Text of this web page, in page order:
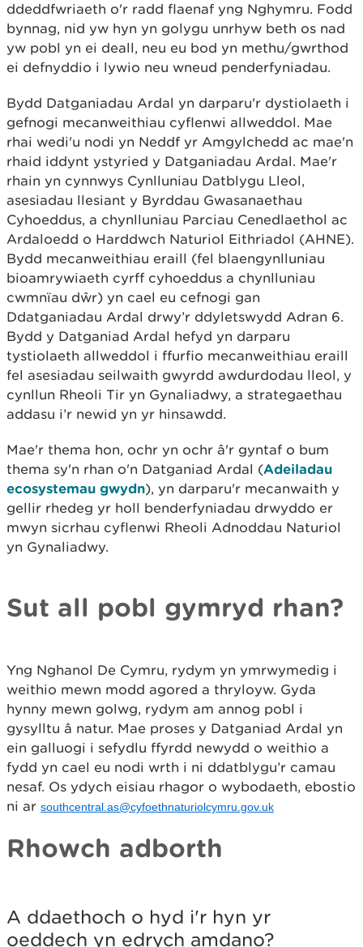
ddeddfwriaeth o'r radd flaenaf yng Nghymru. Fodd
bynnag, nid yw hyn yn golygu unrhyw beth os nad
yw pobl yn ei deall, neu eu bod yn methu/gwrthod
ei defnyddio i lywio neu wneud penderfyniadau.
Bydd Datganiadau Ardal yn darparu'r dystiolaeth i
gefnogi mecanweithiau cyflenwi allweddol. Mae
rhai wedi'u nodi yn Neddf yr Amgylchedd ac mae'n
rhaid iddynt ystyried y Datganiadau Ardal. Mae'r
rhain yn cynnwys Cynlluniau Datblygu Lleol,
asesiadau llesiant y Byrddau Gwasanaethau
Cyhoeddus, a chynlluniau Parciau Cenedlaethol ac
Ardaloedd o Harddwch Naturiol Eithriadol (AHNE).
Bydd mecanweithiau eraill (fel blaengynlluniau
bioamrywiaeth cyrff cyhoeddus a chynlluniau
cwmnïau dŵr) yn cael eu cefnogi gan
Ddatganiadau Ardal drwy’r ddyletswydd Adran 6.
Bydd y Datganiad Ardal hefyd yn darparu
tystiolaeth allweddol i ffurfio mecanweithiau eraill
fel asesiadau seilwaith gwyrdd awdurdodau lleol, y
cynllun Rheoli Tir yn Gynaliadwy, a strategaethau
addasu i’r newid yn yr hinsawdd.
Mae'r thema hon, ochr yn ochr â'r gyntaf o bum
thema sy'n rhan o'n Datganiad Ardal (Adeiladau
ecosystemau gwydn), yn darparu'r mecanwaith y
gellir rhedeg yr holl benderfyniadau drwyddo er
mwyn sicrhau cyflenwi Rheoli Adnoddau Naturiol
yn Gynaliadwy.
Sut all pobl gymryd rhan?
Yng Nghanol De Cymru, rydym yn ymrwymedig i
weithio mewn modd agored a thryloyw. Gyda
hynny mewn golwg, rydym am annog pobl i
gysylltu â natur. Mae proses y Datganiad Ardal yn
ein galluogi i sefydlu ffyrdd newydd o weithio a
fydd yn cael eu nodi wrth i ni ddatblygu’r camau
nesaf. Os ydych eisiau rhagor o wybodaeth, ebostio
ni ar southcentral.as@cyfoethnaturiolcymru.gov.uk
Rhowch adborth
d
a
A ddaethoch o hyd i'r hyn yr
oeddech yn edrych amdano?